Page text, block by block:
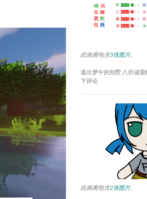
此画廊包含3张图片。
逃出梦中的别墅 八卦谜题
下评论
此画廊包含2张图片。